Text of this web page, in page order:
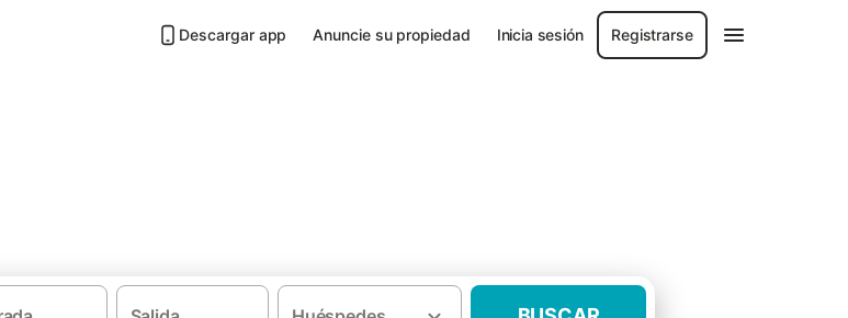
Descargar app Anuncie su propiedad Inicia sesión Registrarse